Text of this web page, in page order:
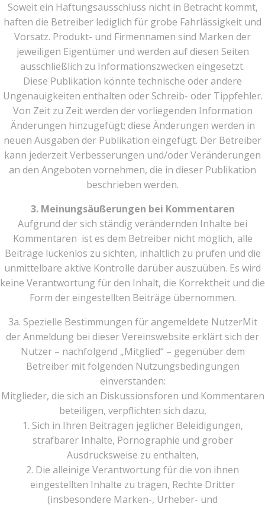
Soweit ein Haftungsausschluss nicht in Betracht kommt,
haften die Betreiber lediglich für grobe Fahrlässigkeit und
Vorsatz. Produkt- und Firmennamen sind Marken der
jeweiligen Eigentümer und werden auf diesen Seiten
ausschließlich zu Informationszwecken eingesetzt.
Diese Publikation könnte technische oder andere
Ungenauigkeiten enthalten oder Schreib- oder Tippfehler.
Von Zeit zu Zeit werden der vorliegenden Information
Änderungen hinzugefügt; diese Änderungen werden in
neuen Ausgaben der Publikation eingefügt. Der Betreiber
kann jederzeit Verbesserungen und/oder Veränderungen
an den Angeboten vornehmen, die in dieser Publikation
beschrieben werden.
3. Meinungsäußerungen bei Kommentaren
Aufgrund der sich ständig verändernden Inhalte bei
Kommentaren ist es dem Betreiber nicht möglich, alle
Beiträge lückenlos zu sichten, inhaltlich zu prüfen und die
unmittelbare aktive Kontrolle darüber auszuüben. Es wird
keine Verantwortung für den Inhalt, die Korrektheit und die
Form der eingestellten Beiträge übernommen.
3a. Spezielle Bestimmungen für angemeldete NutzerMit
der Anmeldung bei dieser Vereinswebsite erklärt sich der
Nutzer – nachfolgend „Mitglied“ – gegenüber dem
Betreiber mit folgenden Nutzungsbedingungen
einverstanden:
Mitglieder, die sich an Diskussionsforen und Kommentaren
beteiligen, verpflichten sich dazu,
1. Sich in Ihren Beiträgen jeglicher Beleidigungen,
strafbarer Inhalte, Pornographie und grober
Ausdrucksweise zu enthalten,
2. Die alleinige Verantwortung für die von ihnen
eingestellten Inhalte zu tragen, Rechte Dritter
(insbesondere Marken-, Urheber- und